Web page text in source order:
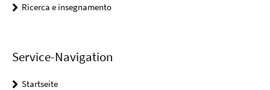
Ricerca e insegnamento
Service-Navigation
Startseite